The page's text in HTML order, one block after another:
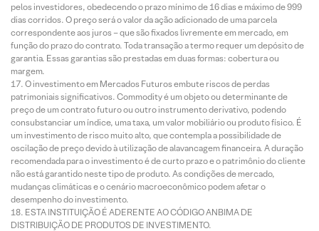
pelos investidores, obedecendo o prazo mínimo de 16 dias e máximo de 999
dias corridos. O preço será o valor da ação adicionado de uma parcela
correspondente aos juros – que são fixados livremente em mercado, em
função do prazo do contrato. Toda transação a termo requer um depósito de
garantia. Essas garantias são prestadas em duas formas: cobertura ou
margem.
O investimento em Mercados Futuros embute riscos de perdas
patrimoniais significativos. Commodity é um objeto ou determinante de
preço de um contrato futuro ou outro instrumento derivativo, podendo
consubstanciar um índice, uma taxa, um valor mobiliário ou produto físico. É
um investimento de risco muito alto, que contempla a possibilidade de
oscilação de preço devido à utilização de alavancagem financeira. A duração
recomendada para o investimento é de curto prazo e o patrimônio do cliente
não está garantido neste tipo de produto. As condições de mercado,
mudanças climáticas e o cenário macroeconômico podem afetar o
desempenho do investimento.
ESTA INSTITUIÇÃO É ADERENTE AO CÓDIGO ANBIMA DE
DISTRIBUIÇÃO DE PRODUTOS DE INVESTIMENTO.